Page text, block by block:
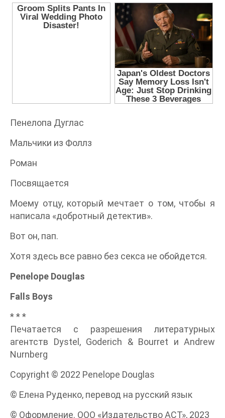
Пенелопа Дуглас
Мальчики из Фоллз
Роман
Посвящается
Моему отцу, который мечтает о том, чтобы я
написала «добротный детектив».
Вот он, пап.
Хотя здесь все равно без секса не обойдется.
Penelope Douglas
Falls Boys
* * *
Печатается с разрешения литературных
агентств Dystel, Goderich & Bourret и Andrew
Nurnberg
Copyright © 2022 Penelope Douglas
© Елена Руденко, перевод на русский язык
© Оформление. ООО «Издательство АСТ», 2023